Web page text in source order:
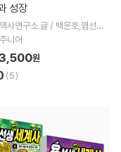
성장
사연구소 글 / 백문호,염선규
문 감수
니어
원
(5)